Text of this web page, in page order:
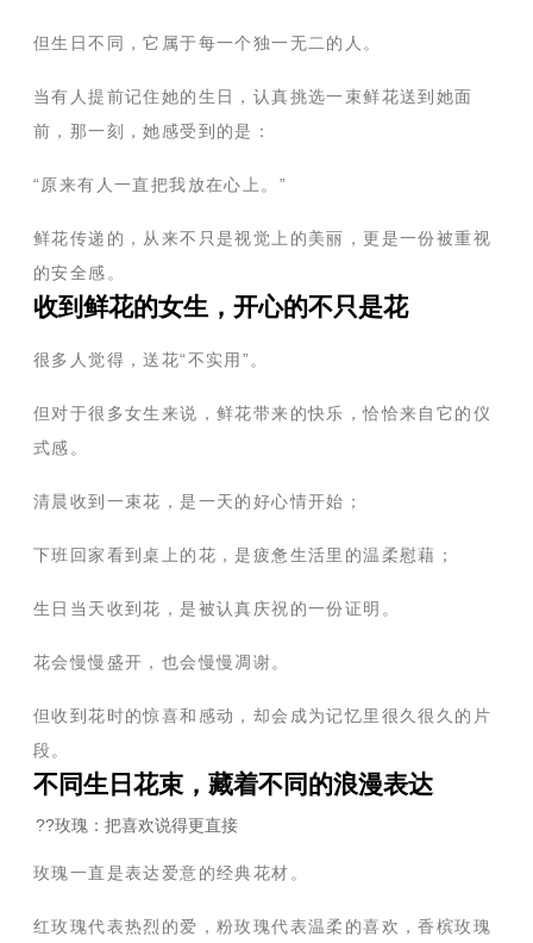
但生日不同，它属于每一个独一无二的人。
当有人提前记住她的生日，认真挑选一束鲜花送到她面
前，那一刻，她感受到的是：
“原来有人一直把我放在心上。”
鲜花传递的，从来不只是视觉上的美丽，更是一份被重视
的安全感。
收到鲜花的女生，开心的不只是花
很多人觉得，送花“不实用”。
但对于很多女生来说，鲜花带来的快乐，恰恰来自它的仪
式感。
清晨收到一束花，是一天的好心情开始；
下班回家看到桌上的花，是疲惫生活里的温柔慰藉；
生日当天收到花，是被认真庆祝的一份证明。
花会慢慢盛开，也会慢慢凋谢。
但收到花时的惊喜和感动，却会成为记忆里很久很久的片
段。
不同生日花束，藏着不同的浪漫表达
??玫瑰：把喜欢说得更直接
玫瑰一直是表达爱意的经典花材。
红玫瑰代表热烈的爱，粉玫瑰代表温柔的喜欢，香槟玫瑰